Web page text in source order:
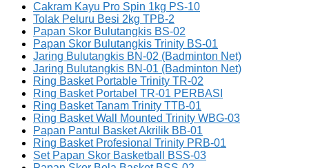
Cakram Kayu Pro Spin 1kg PS-10
Tolak Peluru Besi 2kg TPB-2
Papan Skor Bulutangkis BS-02
Papan Skor Bulutangkis Trinity BS-01
Jaring Bulutangkis BN-02 (Badminton Net)
Jaring Bulutangkis BN-01 (Badminton Net)
Ring Basket Portable Trinity TR-02
Ring Basket Portabel TR-01 PERBASI
Ring Basket Tanam Trinity TTB-01
Ring Basket Wall Mounted Trinity WBG-03
Papan Pantul Basket Akrilik BB-01
Ring Basket Profesional Trinity PRB-01
Set Papan Skor Basketball BSS-03